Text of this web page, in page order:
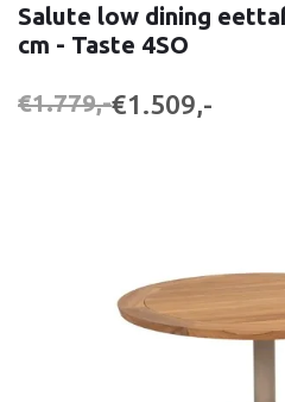
Salute low dining
cm - Taste 4SO
€1.779,-€1.509,-